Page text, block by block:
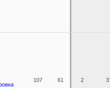
107 61 2